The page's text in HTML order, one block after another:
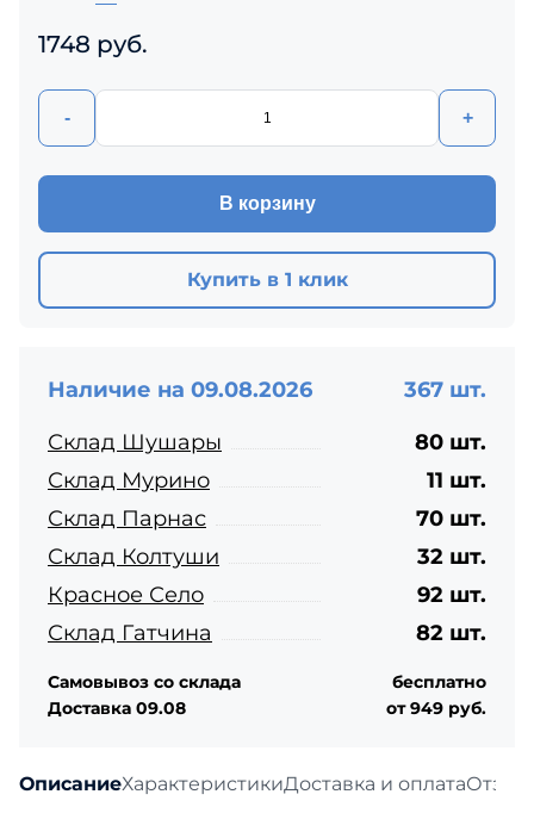
ОписаниеХарактеристикиДоставка и оплата
1748 руб.
- +
В корзину
Купить в 1 клик
Наличие на 09.08.2026
367 шт.
Склад Шушары
80 шт.
Склад Мурино
11 шт.
Склад Парнас
70 шт.
Склад Колтуши
32 шт.
Красное Село
92 шт.
Склад Гатчина
82 шт.
Самовывоз со склада
бесплатно
Доставка 09.08
от 949 руб.